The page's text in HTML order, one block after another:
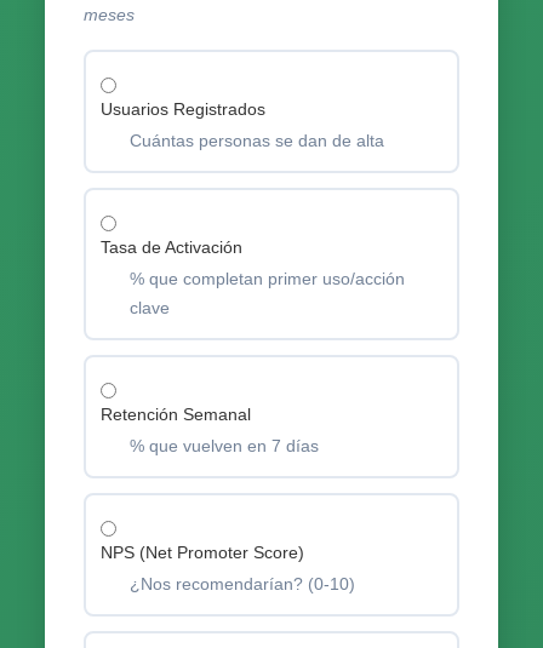
meses
Usuarios Registrados
Cuántas personas se dan de alta
Tasa de Activación
% que completan primer uso/acción
clave
Retención Semanal
% que vuelven en 7 días
NPS (Net Promoter Score)
¿Nos recomendarían? (0-10)